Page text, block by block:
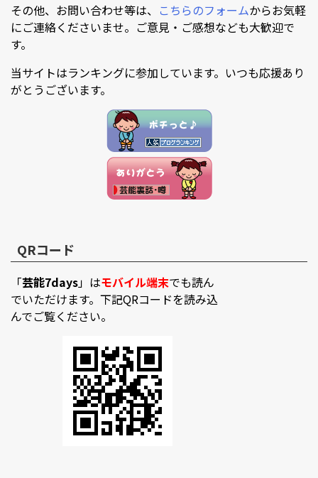
その他、お問い合わせ等は、 こちらのフォームからお気軽
にご連絡くださいませ。ご意見・ご感想なども大歓迎で
す。
当サイトはランキングに参加しています。いつも応援あり
がとうございます。
QRコード
「芸能7days」はモバイル端末でも読ん
でいただけます。下記QRコードを読み込
んでご覧ください。